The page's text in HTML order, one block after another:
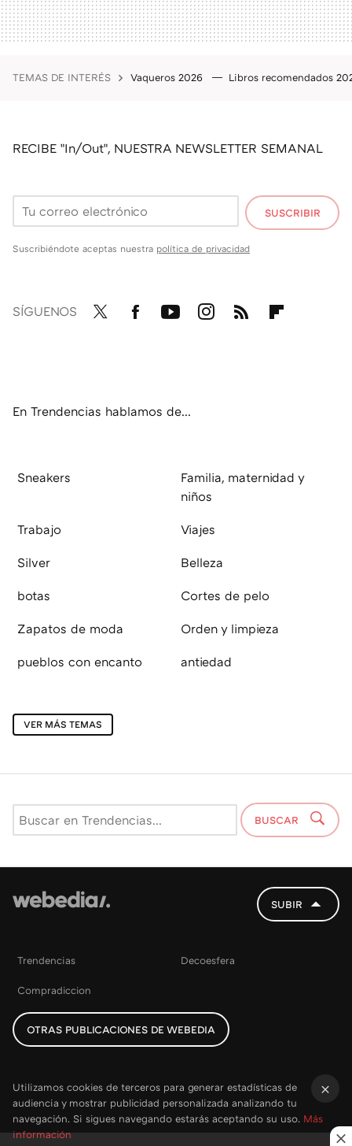
TEMAS DE INTERÉS Vaqueros 2026 Libros recomendados
RECIBE "In/Out", NUESTRA NEWSLETTER SEMANAL
SUSCRIBIR
Suscribiéndote aceptas nuestra política de privacidad
SÍGUENOS
En Trendencias hablamos de...
Sneakers
Familia, maternidad y
niños
Trabajo Viajes
Silver Belleza
botas Cortes de pelo
Zapatos de moda Orden y limpieza
pueblos con encanto antiedad
VER MÁS TEMAS
BUSCAR
SUBIR
Trendencias Decoesfera
Compradiccion
OTRAS PUBLICACIONES DE WEBEDIA
Utilizamos cookies de terceros para generar estadísticas de
audiencia y mostrar publicidad personalizada analizando tu
navegación. Si sigues navegando estarás aceptando su uso. Más
información